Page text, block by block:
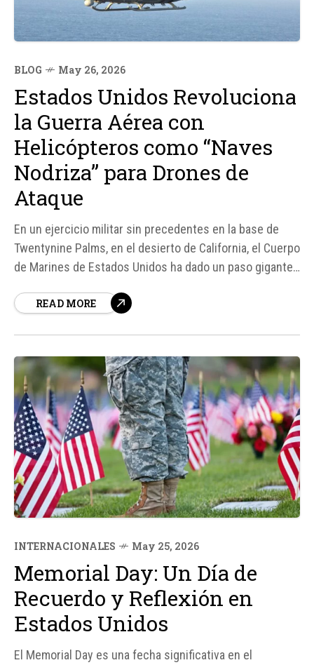
BLOG May 26, 2026
Estados Unidos Revoluciona
la Guerra Aérea con
Helicópteros como “Naves
Nodriza” para Drones de
Ataque
En un ejercicio militar sin precedentes en la base de
Twentynine Palms, en el desierto de California, el Cuerpo
de Marines de Estados Unidos ha dado un paso gigante
fuentes, las fuerzas armadas han transformado sus
READ MORE
INTERNACIONALES May 25, 2026
Memorial Day: Un Día de
Recuerdo y Reflexión en
Estados Unidos
El Memorial Day es una fecha significativa en el